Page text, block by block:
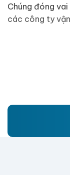
Chúng đóng
các công ty